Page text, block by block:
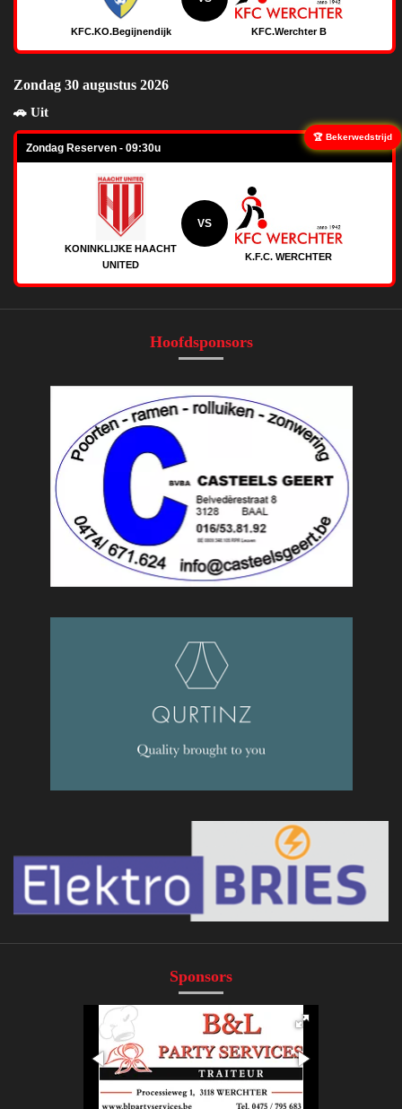
KFC.KO.Begijnendijk KFC.Werchter B
Zondag 30 augustus 2026
🚗 Uit
🏆 Bekerwedstrijd
Zondag Reserven - 09:30u
KONINKLIJKE HAACHT
UNITED
VS
K.F.C. WERCHTER
Hoofdsponsors
Sponsors